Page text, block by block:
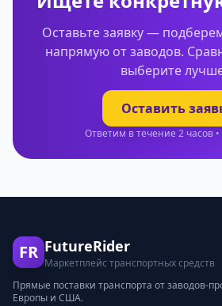
Оставьте заявку —
напрямую от заводов.
выберите
Оставить
Ответим в течение 2 часов
FR FutureRider
Маркетплейс транспортных средств
Прямые поставки транспорта от заводов-
Европы и США.